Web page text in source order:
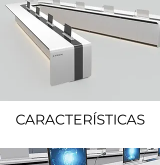
CARACTERÍSTICAS